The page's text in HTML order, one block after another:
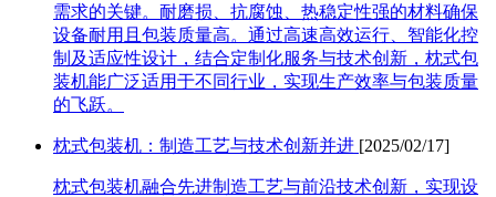
需求的关键。耐磨损、抗腐蚀、热稳定性强的材料确保
设备耐用且包装质量高。通过高速高效运行、智能化控
制及适应性设计，结合定制化服务与技术创新，枕式包
装机能广泛适用于不同行业，实现生产效率与包装质量
的飞跃。
枕式包装机：制造工艺与技术创新并进 [2025/02/17]
枕式包装机融合先进制造工艺与前沿技术创新，实现设